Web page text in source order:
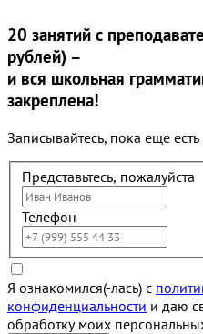
20 занятий с
рублей) –
и вся школьная
закреплена!
Записывайтесь, пока еще
Представьтесь, пожалуйста
Телефон
Я ознакомился(-лась) с
конфиденциальности и даю
обработку моих